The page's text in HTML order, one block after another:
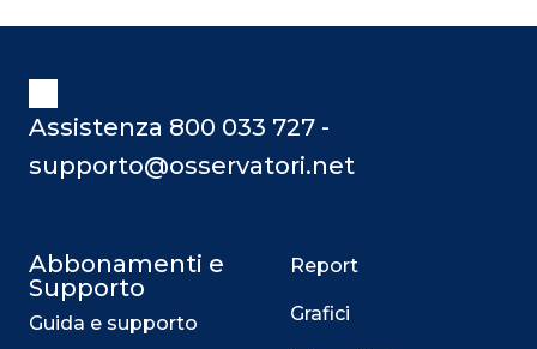
Assistenza 800 033 727 -
supporto@osservatori.net
Abbonamenti e
Supporto
Guida e supporto
Report
Grafici